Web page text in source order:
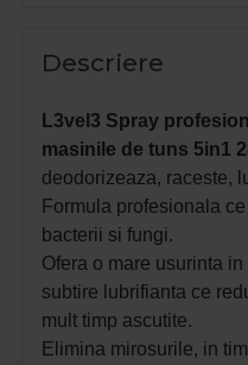
Descriere
L3vel3 Spray
masinile de tuns 5in1
deodorizeaza, raceste,
Formula profesionala
bacterii si fungi.
Ofera o mare usurinta
subtire lubrifianta ce
mult timp ascutite.
Elimina mirosurile, in